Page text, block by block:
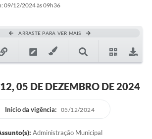
09/12/2024 às 09h36
ARRASTE PARA VER MAIS
05 DE DEZEMBRO DE 2024
Início da vigência: 05/12/2024
Administração Municipal